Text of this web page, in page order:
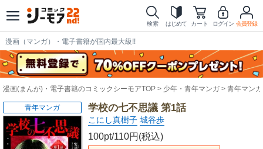
検索 はじめて カート ログイン 会員登録
漫画（マンガ）・電子書籍が国内最大級!!
漫画(まんが)・電子書籍のコミックシーモアTOP 少年・青年マンガ 青年マンガ
学校の七不思議 第1話
こにし真樹子 城谷歩
100pt/110円(税込)
青年マンガ